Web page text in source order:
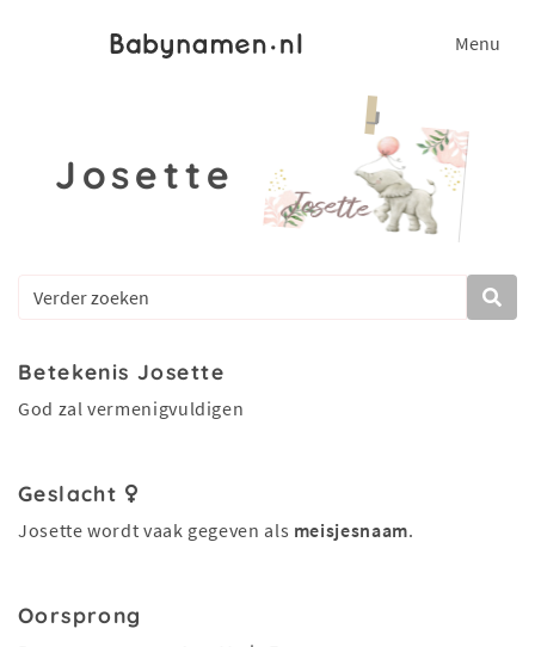
Menu
Josette
Betekenis Josette
God zal vermenigvuldigen
Geslacht
Josette wordt vaak gegeven als meisjesnaam.
Oorsprong